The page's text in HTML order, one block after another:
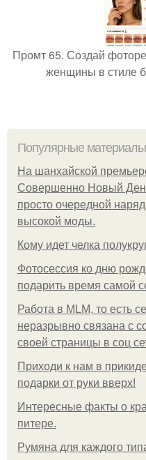
Промт 65. Создай
женщины в стиле
Популярные материалы
На шанхайской
Совершенно Новый
просто очередной
высокой моды.
Кому идет челка
Фотосессия ко дню
подарить время самой
Работа в MLM, то есть
неразрывно связана с
своей страницы в соц
Приходи к нам в
подарки от руки вверх!
Интересные факты о
питере.
Румяна для каждого